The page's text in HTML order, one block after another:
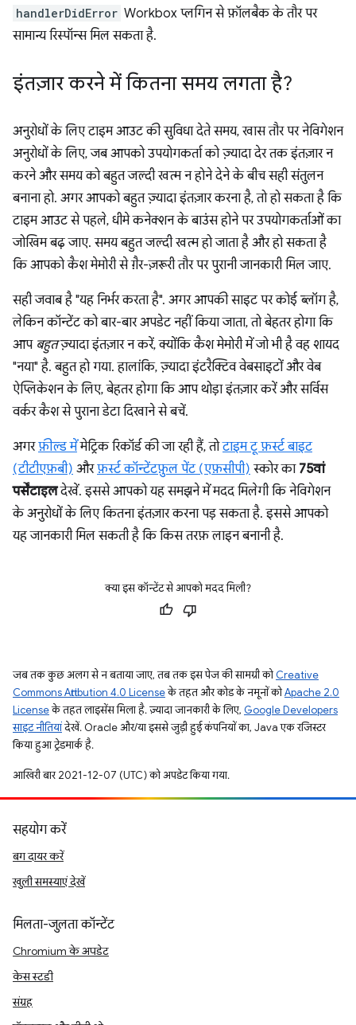
handlerDidError Workbox प्लगिन से फ़ॉलबैक के तौर पर
सामान्य रिस्पॉन्स मिल सकता है.
इंतज़ार करने में कितना समय लगता है?
अनुरोधों के लिए टाइम आउट की सुविधा देते समय, खास तौर पर नेविगेशन
अनुरोधों के लिए, जब आपको उपयोगकर्ता को ज़्यादा देर तक इंतज़ार न
करने और समय को बहुत जल्दी खत्म न होने देने के बीच सही संतुलन
बनाना हो. अगर आपको बहुत ज़्यादा इंतज़ार करना है, तो हो सकता है कि
टाइम आउट से पहले, धीमे कनेक्शन के बाउंस होने पर उपयोगकर्ताओं का
जोखिम बढ़ जाए. समय बहुत जल्दी खत्म हो जाता है और हो सकता है
कि आपको कैश मेमोरी से ग़ैर-ज़रूरी तौर पर पुरानी जानकारी मिल जाए.
सही जवाब है "यह निर्भर करता है". अगर आपकी साइट पर कोई ब्लॉग है,
लेकिन कॉन्टेंट को बार-बार अपडेट नहीं किया जाता, तो बेहतर होगा कि
आप बहुतज़्यादा इंतज़ार न करें, क्योंकि कैश मेमोरी में जो भी है वह शायद
"नया" है. बहुत हो गया. हालांकि, ज़्यादा इंटरैक्टिव वेबसाइटों और वेब
ऐप्लिकेशन के लिए, बेहतर होगा कि आप थोड़ा इंतज़ार करें और सर्विस
वर्कर कैश से पुराना डेटा दिखाने से बचें.
अगरफ़ील्ड मेंमेट्रिक रिकॉर्ड की जा रही हैं, तोटाइम टू फ़र्स्ट बाइट
(टीटीएफ़बी) औरफ़र्स्ट कॉन्टेंटफ़ुल पेंट (एफ़सीपी) स्कोर का 75वां
पर्सेंटाइलदेखें. इससे आपको यह समझने में मदद मिलेगी कि नेविगेशन
के अनुरोधों के लिए कितना इंतज़ार करना पड़ सकता है. इससे आपको
यह जानकारी मिल सकती है कि किस तरफ़ लाइन बनानी है.
क्या इस कॉन्टेंट से आपको मदद मिली?
जब तक कुछ अलग से न बताया जाए, तब तक इस पेज की सामग्री कोCreative
Commons Attribution 4.0 Licenseके तहत और कोड के नमूनों कोApache 2.0
Licenseके तहत लाइसेंस मिला है. ज़्यादा जानकारी के लिए, Google Developers
साइट नीतियांदेखें. Oracle और/या इससे जुड़ी हुई कंपनियों का, Java एक रजिस्टर
किया हुआ ट्रेडमार्क है.
आखिरी बार 2021-12-07 (UTC) को अपडेट किया गया.
सहयोग करें
बग दायर करें
खुली समस्याएं देखें
मिलता-जुलता कॉन्टेंट
Chromium के अपडेट
केस स्टडी
संग्रह